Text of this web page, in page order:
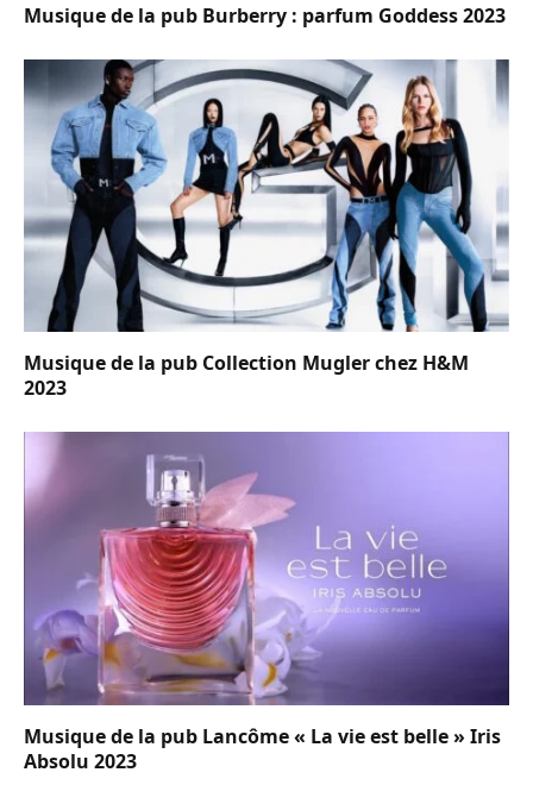
Musique de la pub Burberry : parfum Goddess 2023
Musique de la pub Collection Mugler chez H&M
2023
Musique de la pub Lancôme « La vie est belle » Iris
Absolu 2023